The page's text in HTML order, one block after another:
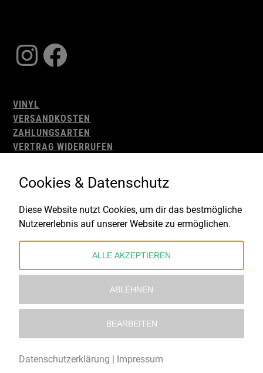
Instagram
Facebook
VINYL
VERSANDKOSTEN
ZAHLUNGSARTEN
VERTRAG WIDERRUFEN
WIDERRUFSBELEHRUNG
IMPRESSUM
Gefördert durch:
Cookies & Datenschutz
Diese Website nutzt Cookies, um dir das bestmögliche
Nutzererlebnis auf unserer Website zu ermöglichen.
ALLE AKZEPTIEREN
ABLEHNEN
BEARBEITEN
Datenschutzerklärung | Impressum